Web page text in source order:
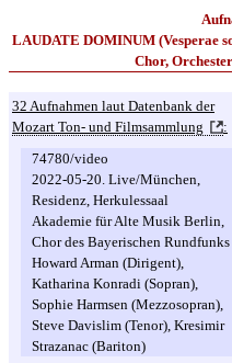
LAUDATE DOMINUM (Vesperae
Chor,
32 Aufnahmen laut Datenbank der
Mozart Ton- und Filmsammlung
:
74780/video
2022-05-20. Live/München,
Residenz, Herkulessaal
Akademie für Alte Musik Berlin,
Chor des Bayerischen Rundfunks
Howard Arman (Dirigent),
Katharina Konradi (Sopran),
Sophie Harmsen (Mezzosopran),
Steve Davislim (Tenor), Kresimir
Strazanac (Bariton)